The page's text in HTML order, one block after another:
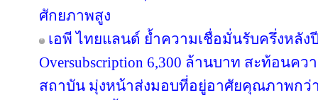
ศักยภาพสูง
เอพี ไทยแลนด์ ย้ำความเชื่อมั่นรับครึ่งหลัง
Oversubscription 6,300 ล้านบาท สะท้อนค
สถาบัน มุ่งหน้าส่งมอบที่อยู่อาศัยคุณภาพกว่า